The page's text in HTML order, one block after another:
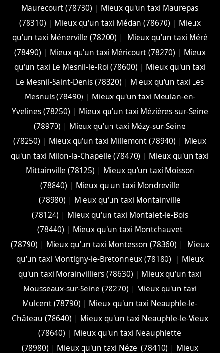
Maurecourt (78780) | Mieux qu'un taxi Maurepas
(78310) | Mieux qu'un taxi Médan (78670) | Mieux
qu'un taxi Ménerville (78200) |
Mieux qu'un taxi Méré
(78490) | Mieux qu'un taxi Méricourt (78270) | Mieux
qu'un taxi Le Mesnil-le-Roi (78600) | Mieux qu'un taxi
Le Mesnil-Saint-Denis (78320) | Mieux qu'un taxi Les
Mesnuls (78490) | Mieux qu'un taxi Meulan-en-
Yvelines (78250) | Mieux qu'un taxi Mézières-sur-Seine
(78970) | Mieux qu'un taxi Mézy-sur-Seine
(78250) | Mieux qu'un taxi Millemont (78940) | Mieux
qu'un taxi Milon-la-Chapelle (78470) | Mieux qu'un taxi
Mittainville (78125) | Mieux qu'un taxi Moisson
(78840) | Mieux qu'un taxi Mondreville
(78980) | Mieux qu'un taxi Montainville
(78124) | Mieux qu'un taxi Montalet-le-Bois
(78440) | Mieux qu'un taxi Montchauvet
(78790) | Mieux qu'un taxi Montesson (78360) |
Mieux
qu'un taxi Montigny-le-Bretonneux (78180)
| Mieux
qu'un taxi Morainvilliers (78630) | Mieux qu'un taxi
Mousseaux-sur-Seine (78270) | Mieux qu'un taxi
Mulcent (78790) | Mieux qu'un taxi Neauphle-le-
Château (78640) | Mieux qu'un taxi Neauphle-le-Vieux
(78640) | Mieux qu'un taxi Neauphlette
(78980) | Mieux qu'un taxi Nézel (78410) | Mieux